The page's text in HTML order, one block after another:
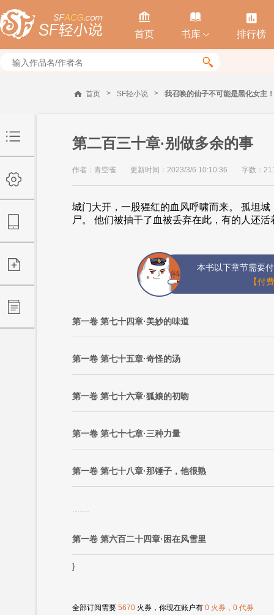

首页

书库 

排行榜

首页 > SF轻小说 > 我召唤的仙子不可能是黑化女主！
第二百三十章·别做多余的事
作者：青空雀 更新时间：2023/3/6 10:10:36 字数：
城门大开，一股猩红的血风呼啸而来。 孤坦
尸。 他们被抽干了血被丢弃在此，有的人还
本书以下章节需要
【付
第一卷 第七十四章·美妙的味道
第一卷 第七十五章·奇怪的汤
第一卷 第七十六章·狐娘的初吻
第一卷 第七十七章·三种力量
第一卷 第七十八章·那锤子，他很熟
第一卷 第六百二十四章·困在风雪里
}
全部订阅需要 5670 火券，你现在账户有 0 火券，0 代券